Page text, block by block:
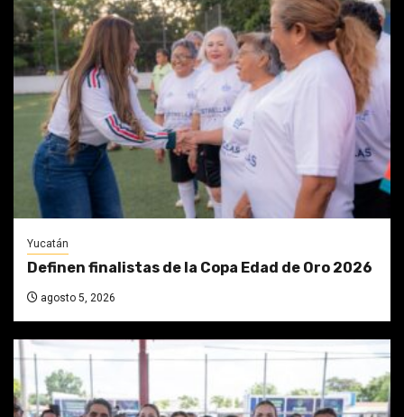
Yucatán
Definen finalistas de la Copa Edad de Oro 2026
agosto 5, 2026